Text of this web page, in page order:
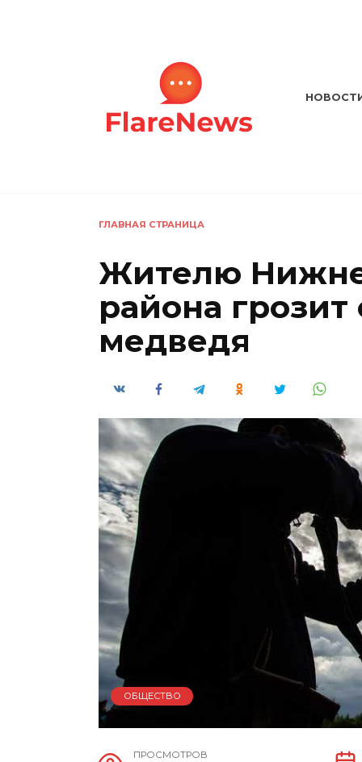
ГЛАВНАЯ СТРАНИЦА
Жителю
района грозит
медведя
ОБЩЕСТВО
ПРОСМОТРОВ